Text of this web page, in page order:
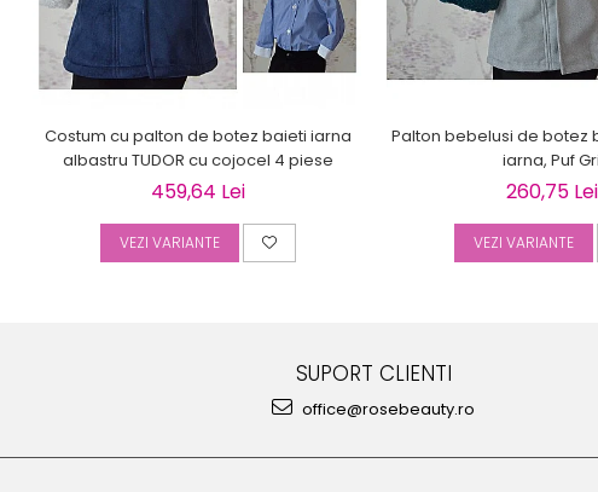
Costum cu palton de botez baieti iarna
albastru TUDOR cu cojocel 4 piese
459,64 Lei
VEZI VARIANTE
Palton bebelusi de botez
iarna, Puf Gri
260,75 Lei
VEZI VARIANTE
SUPORT CLIENTI
office@rosebeauty.ro